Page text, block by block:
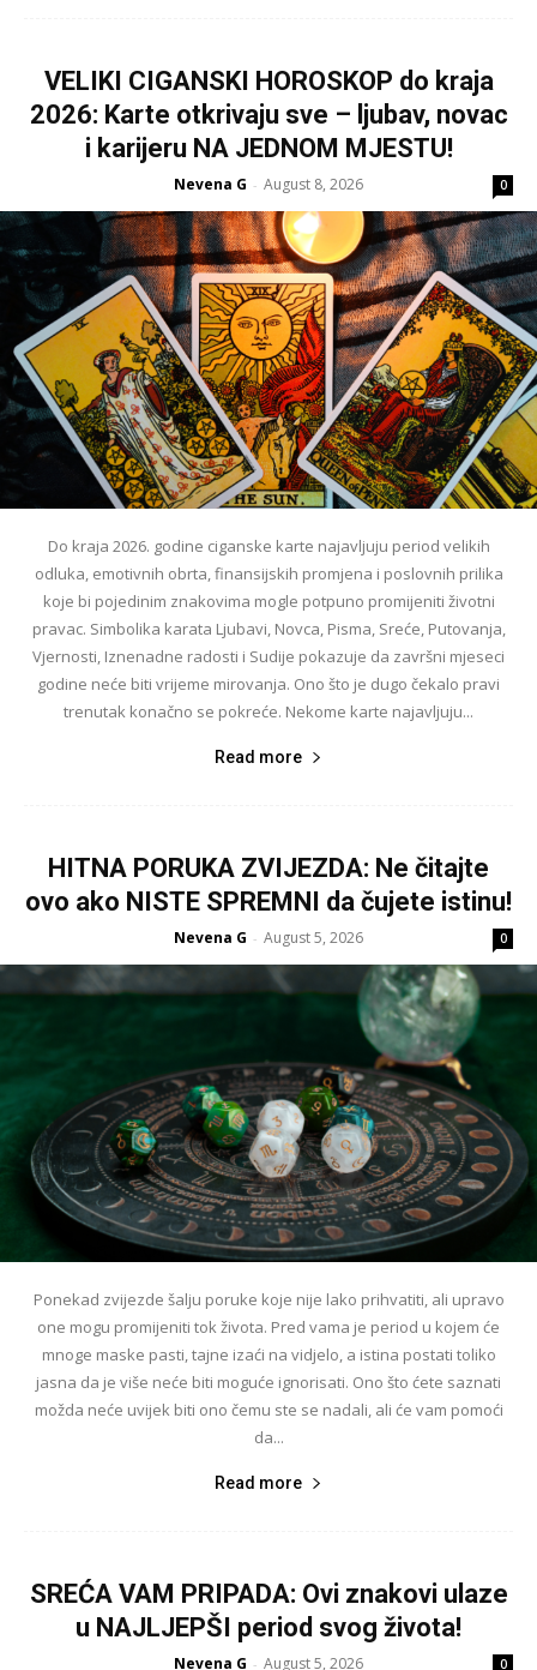
VELIKI CIGANSKI HOROSKOP do kraja
2026: Karte otkrivaju sve – ljubav, novac
i karijeru NA JEDNOM MJESTU!
Nevena G - August 8, 2026 0
Do kraja 2026. godine ciganske karte najavljuju period velikih
odluka, emotivnih obrta, finansijskih promjena i poslovnih prilika
koje bi pojedinim znakovima mogle potpuno promijeniti životni
pravac. Simbolika karata Ljubavi, Novca, Pisma, Sreće, Putovanja,
Vjernosti, Iznenadne radosti i Sudije pokazuje da završni mjeseci
godine neće biti vrijeme mirovanja. Ono što je dugo čekalo pravi
trenutak konačno se pokreće. Nekome karte najavljuju...
Read more
HITNA PORUKA ZVIJEZDA: Ne čitajte
ovo ako NISTE SPREMNI da čujete istinu!
Nevena G - August 5, 2026 0
Ponekad zvijezde šalju poruke koje nije lako prihvatiti, ali upravo
one mogu promijeniti tok života. Pred vama je period u kojem će
mnoge maske pasti, tajne izaći na vidjelo, a istina postati toliko
jasna da je više neće biti moguće ignorisati. Ono što ćete saznati
možda neće uvijek biti ono čemu ste se nadali, ali će vam pomoći
da...
Read more
SREĆA VAM PRIPADA: Ovi znakovi ulaze
u NAJLJEPŠI period svog života!
Nevena G - August 5, 2026 0